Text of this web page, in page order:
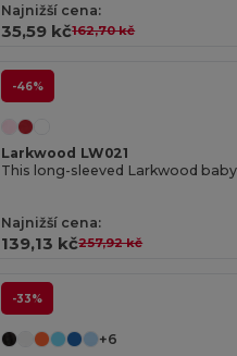
Najnižší cena:
35,59 kč162,70 kč
-46%
Larkwood LW021
This long-sleeved Larkwood
Najnižší cena:
139,13 kč257,92 kč
-33%
+6